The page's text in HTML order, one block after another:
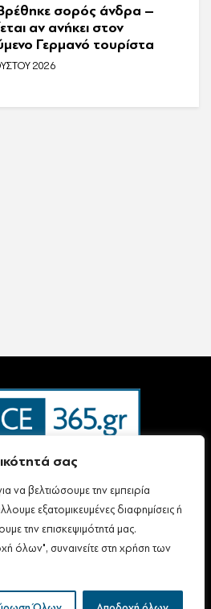
σας
να βελτιώσουμε την εμπειρία
εξατομικευμένες διαφημίσεις ή
την επισκεψιμότητά μας.
όλων", συναινείτε στη χρήση των
σορός άνδρα –
αν ανήκει στον
Γερμανό τουρίστα
2026
Όροι Χρήσης
Προσωπικών Δεδομένων
σύσταση (ΕΕ) 2018/334 L63